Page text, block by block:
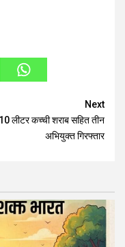
Next
लीटर कच्ची शराब सहित तीन
अभियुक्त गिरफ्तार